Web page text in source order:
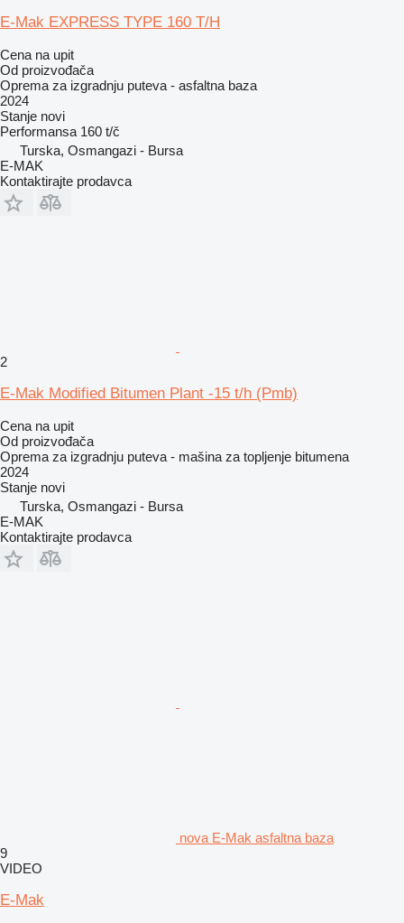
E-Mak EXPRESS TYPE 160 T/H
Cena na upit
Od proizvođača
Oprema za izgradnju puteva - asfaltna baza
2024
Stanje novi
Performansa 160 t/č
Turska, Osmangazi - Bursa
E-MAK
Kontaktirajte prodavca
2
E-Mak Modified Bitumen Plant -15 t/h (Pmb)
Cena na upit
Od proizvođača
Oprema za izgradnju puteva - mašina za topljenje bitumena
2024
Stanje novi
Turska, Osmangazi - Bursa
E-MAK
Kontaktirajte prodavca
nova E-Mak asfaltna baza
9
VIDEO
E-Mak